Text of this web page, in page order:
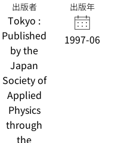
出版者
Tokyo :
Published
by the
Japan
Society of
Applied
Physics
through
the
出版年
1997-06